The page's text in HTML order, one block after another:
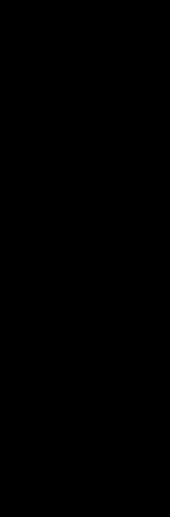
có màu trắng
SUB dành riêng
có các lựa
tập đoàn
thương hiệu độc